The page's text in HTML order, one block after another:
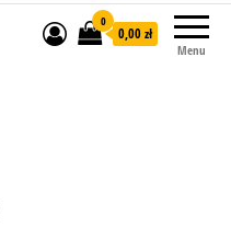
Menu
0
0,00 zł